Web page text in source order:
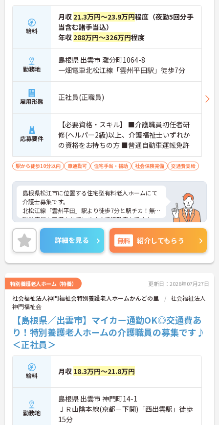
給料
月収 21.3万円～23.9万円程度（夜勤5回分手
当含む諸手当込）
年収 288万円～326万円程度
勤務地
島根県 出雲市 灘分町1064-8
一畑電車北松江線「雲州平田駅」徒歩7分
雇用形態 正社員(正職員)
応募要件
【必要資格・スキル】 ■介護職員初任者研
修(ヘルパー2級)以上、介護福祉士いずれか
の資格をお持ちの方 ■普通自動車運転免許
駅から徒歩10分以内 車通勤可 住宅手当・補助 社会保険完備 交通費支給
島根県松江市に位置する住宅型有料老人ホームにて
介護士募集です。
北松江線「雲州平田」駅より徒歩7分と駅チカ！無
料駐車場も完備されていますので通勤楽々です♪
ご興味のある方には、面接対策ポイントなど、さら
に詳細をお話いたしますので、お気軽にご相談くだ
さい。
詳細を見る 無料 紹介してもらう
特別養護老人ホーム（特養） 更新日：2026年07月27日
社会福祉法人神門福祉会特別養護老人ホームかんどの里
社会福祉法人
神門福祉会
【島根県／出雲市】マイカー通勤OK◎交通費あ
り！特別養護老人ホームの介護職員の募集です♪
＜正社員＞
給料 月収 18.3万円～21.8万円
勤務地
島根県 出雲市 神門町14-1
ＪＲ山陰本線(京都－下関)「西出雲駅」徒歩
15分